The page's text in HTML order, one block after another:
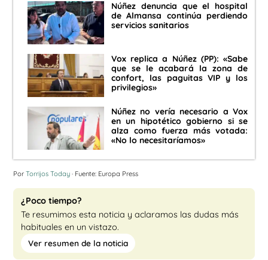
Núñez denuncia que el hospital
de Almansa continúa perdiendo
servicios sanitarios
Vox replica a Núñez (PP): «Sabe
que se le acabará la zona de
confort, las paguitas VIP y los
privilegios»
Núñez no vería necesario a Vox
en un hipotético gobierno si se
alza como fuerza más votada:
«No lo necesitaríamos»
Por Torrijos Today · Fuente: Europa Press
¿Poco tiempo?
Te resumimos esta noticia y aclaramos las dudas más
habituales en un vistazo.
Ver resumen de la noticia